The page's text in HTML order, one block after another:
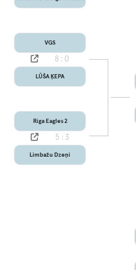
VGS
8 : 0
LŪŠA ĶEPA
Riga Eagles 2
5 : 3
Limbažu Dzeņi